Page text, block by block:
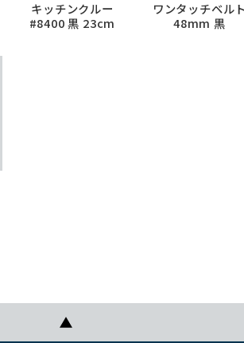
キッチンクルー
#8400 黒 23cm
ワンタッチベル
48mm 黒